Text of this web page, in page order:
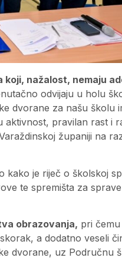
koji, nažalost, nemaju
odvijaju u holu
dvorane za našu školu
aktivnost, pravilan rast i
županiji na
kako je riječ o školskoj
te spremišta za
obrazovanja, pri
a dodatno veseli
dvorane, uz Područnu